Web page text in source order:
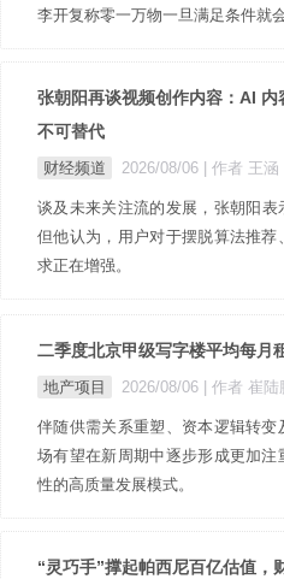
李开复称零一万物一旦满足条件就会
张朝阳再谈视频创作内容：AI
不可替代
财经频道 2026/08/06 | 作者 王涵
谈及未来关注流的发展，张朝阳表
但他认为，用户对于摆脱算法推
求正在增强。
二季度北京甲级写字楼平均每月
地产项目 2026/08/06 | 作者 崔陆
伴随供需关系重塑、资本逻辑转
场有望在新周期中逐步形成更加
性的高质量发展模式。
“灵巧手”撑起帕西尼百亿估值，